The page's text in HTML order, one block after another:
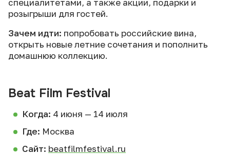
специалитетами, а также акции, подарки и
розыгрыши для гостей.
Зачем идти: попробовать российские вина,
открыть новые летние сочетания и пополнить
домашнюю коллекцию.
Beat Film Festival
Когда: 4 июня — 14 июля
Где: Москва
Сайт: beatfilmfestival.ru